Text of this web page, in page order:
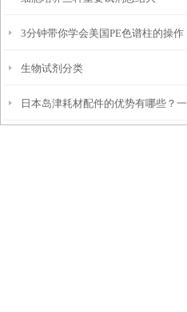
全！！！
3分钟带你学会美国PE色谱柱的操作
步骤
生物试剂分类
日本岛津耗材配件的优势有哪些？一